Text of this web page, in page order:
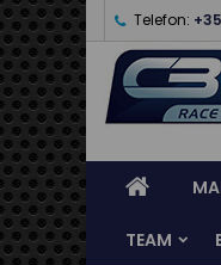
Telefon:
TEAM